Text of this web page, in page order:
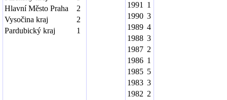
Hlavní Město Praha
2
Vysočina kraj
2
Pardubický kraj
1
1991
1
1990 3
1989 4
1988 3
1987 2
1986 1
1985 5
1983 3
1982 2